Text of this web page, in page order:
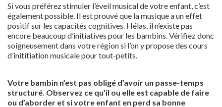
Si vous préférez stimuler l’éveil musical de votre enfant, c’est
également possible. Il est prouvé que la musique a un effet
positif sur les capacités cognitives. Hélas, il n’existe pas
encore beaucoup d’initiatives pour les bambins. Vérifiez donc
soigneusement dans votre région si l’on y propose des cours
d’inititiation musicale pour tout-petits.
Votre bambin n’est pas obligé d’avoir un passe-temps
structuré. Observez ce qu’il ou elle est capable de faire
ou d’aborder et si votre enfant en perd sa bonne